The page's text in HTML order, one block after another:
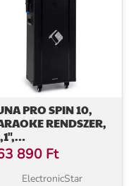
PRO SPIN 10,
RENDSZER,
2
MIKROFON, WIFI,
USB, TF, HDMI
890 Ft
ElectronicStar